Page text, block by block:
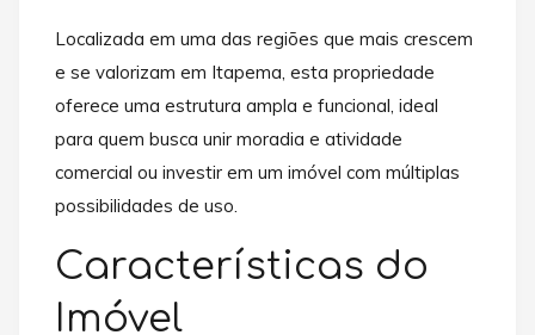
Localizada em uma das regiões que mais crescem
e se valorizam em Itapema, esta propriedade
oferece uma estrutura ampla e funcional, ideal
para quem busca unir moradia e atividade
comercial ou investir em um imóvel com múltiplas
possibilidades de uso.
Características do
Imóvel